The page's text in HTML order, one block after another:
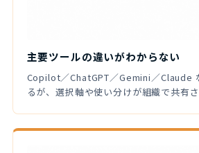
主要ツールの違いがわからない
Copilot／ChatGPT／Gemini／Claude
るが、選択軸や使い分けが組織で共有